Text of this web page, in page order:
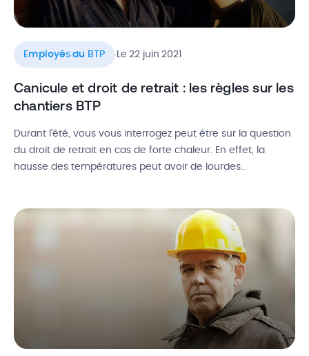
Employés du BTP . Le 22 juin 2021
Canicule et droit de retrait : les règles sur les
chantiers BTP
Durant l’été, vous vous interrogez peut être sur la question
du droit de retrait en cas de forte chaleur. En effet, la
hausse des températures peut avoir de lourdes
chantiers, sont les premiers concernés par les épisodes […]